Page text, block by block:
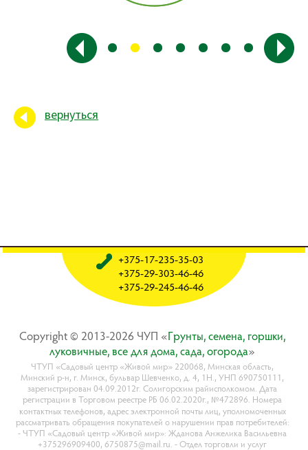
вернуться
Copyright © 2013-2026 ЧУП «Гpyнты, ceмeнa, гopшки,
лyкoвичныe, вce для дoмa, caдa, oгopoдa»
ЧТУП «Садовый центр «Живой мир» 220068, Минская область,
Минский р-н, г. Минск, бульвар Шевченко, д. 4, 1Н., УНП 690750111,
зарегистрирован 04.09.2012г. Солигорским райисполкомом. Дата
регистрации в Торговом реестре РБ 06.02.2020г., №472896. Номера
контактных телефонов, адрес электронной почты лиц, уполномоченных
рассматривать обращения покупателей о нарушении прав потребителей:
- ЧТУП «Садовый центр «Живой мир»: Жданова Анжелика Васильевна
+375296909400, 6750875@mail.ru. - Отдел торговли и услуг
+375-17-235-35-03
+375-29-303-46-46
+375-29-245-46-46